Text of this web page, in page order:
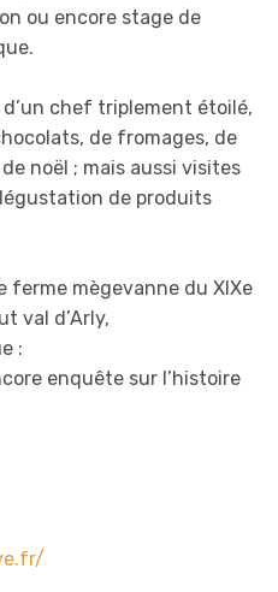
ou encore stage de
chef triplement étoilé,
de fromages, de
noël ; mais aussi visites
de produits
ferme mègevanne du XIXe
val d’Arly,
:
enquête sur l’histoire